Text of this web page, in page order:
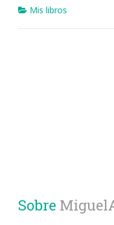
Mis libros
Sobre